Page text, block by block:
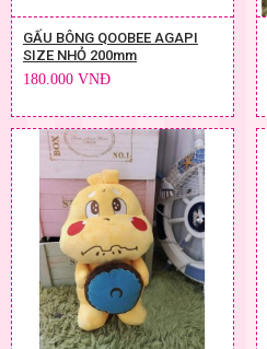
GẤU BÔNG QOOBEE AGAPI
SIZE NHỎ 200mm
180.000 VNĐ